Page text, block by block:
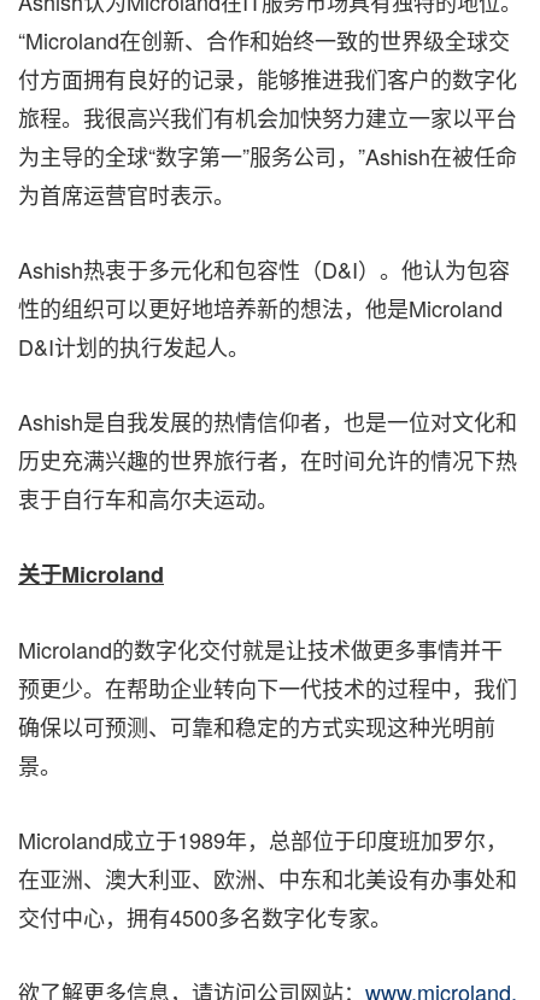
“Microland在创新、合作和始终一致的世界级全球交
付方面拥有良好的记录，能够推进我们客户的数字化
旅程。我很高兴我们有机会加快努力建立一家以平台
为主导的全球“数字第一”服务公司，”Ashish在被任命
为首席运营官时表示。
Ashish热衷于多元化和包容性（D&I）。他认为包容
性的组织可以更好地培养新的想法，他是Microland
D&I计划的执行发起人。
Ashish是自我发展的热情信仰者，也是一位对文化和
历史充满兴趣的世界旅行者，在时间允许的情况下热
衷于自行车和高尔夫运动。
关于Microland
Microland的数字化交付就是让技术做更多事情并干
预更少。在帮助企业转向下一代技术的过程中，我们
确保以可预测、可靠和稳定的方式实现这种光明前
景。
Microland成立于1989年，总部位于印度班加罗尔，
在亚洲、澳大利亚、欧洲、中东和北美设有办事处和
交付中心，拥有4500多名数字化专家。
欲了解更多信息，请访问公司网站： www.microland.